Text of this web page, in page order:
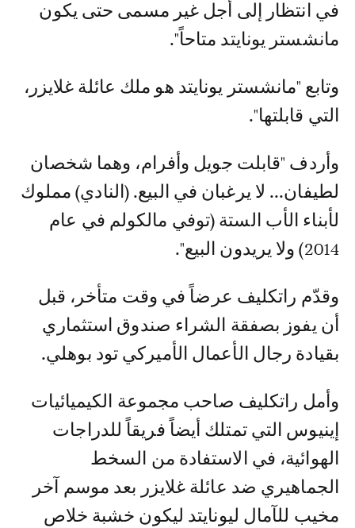
في انتظار إلى أجل غير مسمى حتى يكون
مانشستر يونايتد متاحاً".
وتابع "مانشستر يونايتد هو ملك عائلة غلايزر،
التي قابلتها".
وأردف "قابلت جويل وأفرام، وهما شخصان
لطيفان... لا يرغبان في البيع. (النادي) مملوك
لأبناء الأب الستة (توفي مالكولم في عام
2014) ولا يريدون البيع".
وقدّم راتكليف عرضاً في وقت متأخر، قبل
أن يفوز بصفقة الشراء صندوق استثماري
بقيادة رجال الأعمال الأميركي تود بوهلي.
وأمل راتكليف صاحب مجموعة الكيميائيات
إينيوس التي تمتلك أيضاً فريقاً للدراجات
الهوائية، في الاستفادة من السخط
الجماهيري ضد عائلة غلايزر بعد موسم آخر
مخيب للآمال ليونايتد ليكون خشبة خلاص